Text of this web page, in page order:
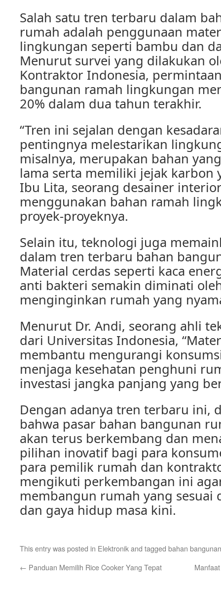
Salah satu tren terbaru dalam
rumah adalah penggunaan
lingkungan seperti bambu dan
Menurut survei yang dilakukan
Kontraktor Indonesia,
bangunan ramah lingkungan
20% dalam dua tahun terakhir.
“Tren ini sejalan dengan
pentingnya melestarikan
misalnya, merupakan bahan
lama serta memiliki jejak karbon
Ibu Lita, seorang desainer
menggunakan bahan ramah
proyek-proyeknya.
Selain itu, teknologi juga
dalam tren terbaru bahan
Material cerdas seperti kaca
anti bakteri semakin diminati
menginginkan rumah yang
Menurut Dr. Andi, seorang ahli
dari Universitas Indonesia,
membantu mengurangi
menjaga kesehatan penghuni
investasi jangka panjang yang
Dengan adanya tren terbaru ini,
bahwa pasar bahan bangunan
akan terus berkembang dan
pilihan inovatif bagi para
para pemilik rumah dan
mengikuti perkembangan ini
membangun rumah yang sesuai
dan gaya hidup masa kini.
This entry was posted in Elektronikand tagged bahan
← Panduan Memilih Rice Cooker Yang Tepat